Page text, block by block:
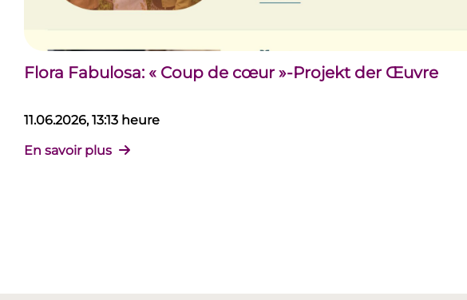
Flora Fabulosa: « Coup de cœur »-Projekt der Œuvre
11.06.2026, 13:13 heure
En savoir plus